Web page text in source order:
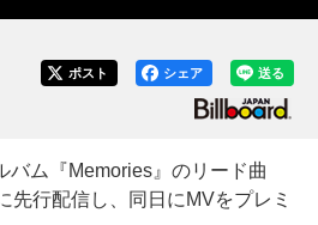
送る
シェア
ポスト
ム『Memories』のリード曲
先行配信し、同日にMVをプレミ